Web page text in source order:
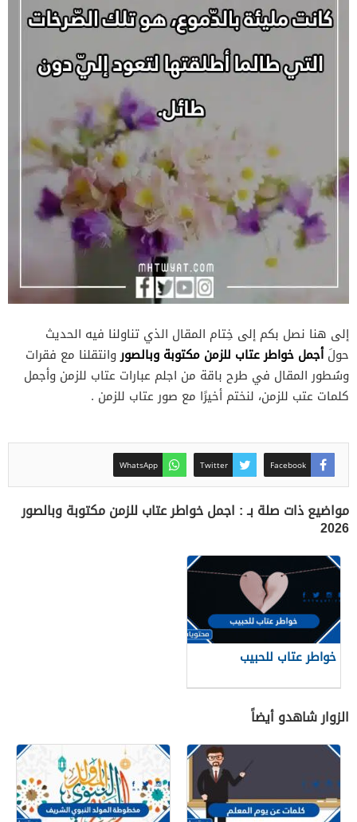
إلى هنا نصل بكم إلى خِتام المقال الذي تناولنا فيه الحديث
حولَأجمل خواطر عتاب للزمن مكتوبة وبالصوروانتقلنا مع فقرات
وسُطور المقال في طرح باقة من اجلم عبارات عتاب للزمن وأجمل
كلمات عتب للزمن، لنختم أخيرًا مع صور عتاب للزمن .
Facebook
Twitter
WhatsApp
مواضيع ذات صلة بـ : اجمل خواطر عتاب للزمن مكتوبة وبالصور
2026
خواطر عتاب للحبيب
الزوار شاهدو أيضاً